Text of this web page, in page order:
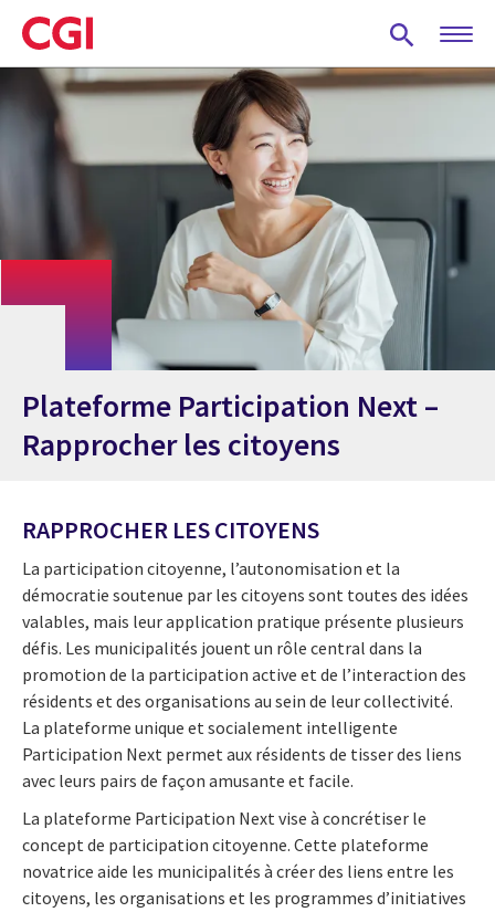
Skip
to
main
content
Plateforme Participation Next –
Rapprocher les citoyens
RAPPROCHER LES CITOYENS
La participation citoyenne, l’autonomisation et la
démocratie soutenue par les citoyens sont toutes des idées
valables, mais leur application pratique présente plusieurs
défis. Les municipalités jouent un rôle central dans la
promotion de la participation active et de l’interaction des
résidents et des organisations au sein de leur collectivité.
La plateforme unique et socialement intelligente
Participation Next permet aux résidents de tisser des liens
avec leurs pairs de façon amusante et facile.
La plateforme Participation Next vise à concrétiser le
concept de participation citoyenne. Cette plateforme
novatrice aide les municipalités à créer des liens entre les
citoyens, les organisations et les programmes d’initiatives